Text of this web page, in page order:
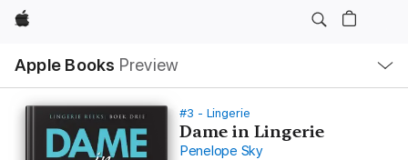
Apple
Apple Books Preview
Nav
Open
Menu
#3 - Lingerie
Dame in Lingerie
Penelope Sky